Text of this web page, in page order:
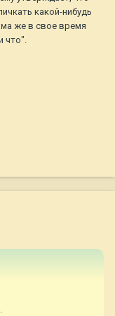
какой-нибудь
же в свое время
что".